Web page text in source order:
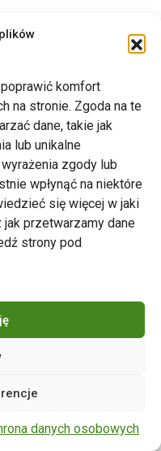
komfort
na stronie. Zgoda na te
dane, takie jak
lub unikalne
zgody lub
wpłynąć na niektóre
się więcej w jaki
przetwarzamy dane
strony pod
danych osobowych
Poznaniu